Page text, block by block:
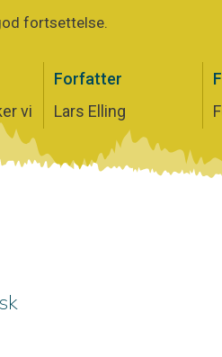
fortsettelse.
vi
Forfatter
Lars Elling